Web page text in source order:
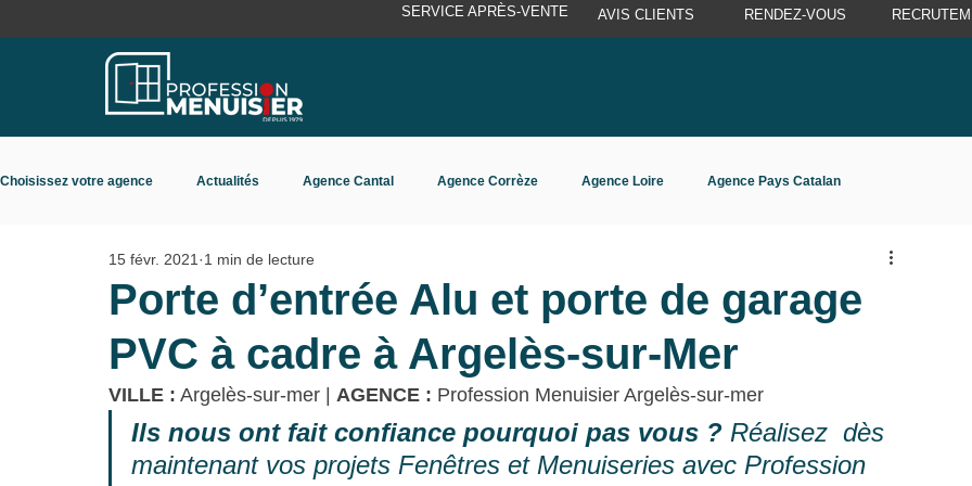
SERVICE APRÈS-VENTE AVIS CLIENTS RENDEZ-VOUS
Choisissez votre agence Actualités Agence Cantal Agence Corrèze Agence Loire Agence Pays Catalan
Agence Rhône Isère Agence Toulouse
Porte d’entrée Alu et porte de garage
PVC à cadre à Argelès-sur-Mer
15 févr. 2021 1 min de lecture
VILLE : Argelès-sur-mer AGENCE : Profession Menuisier Argelès-sur-mer
Ils nous ont fait confiance pourquoi pas vous ? Réalisez  dès
maintenant vos projets Fenêtres et Menuiseries avec Profession